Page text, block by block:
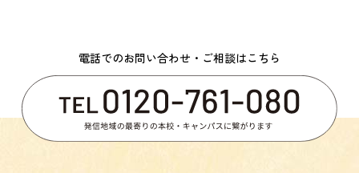
電話でのお問い合わせ・ご相談はこちら